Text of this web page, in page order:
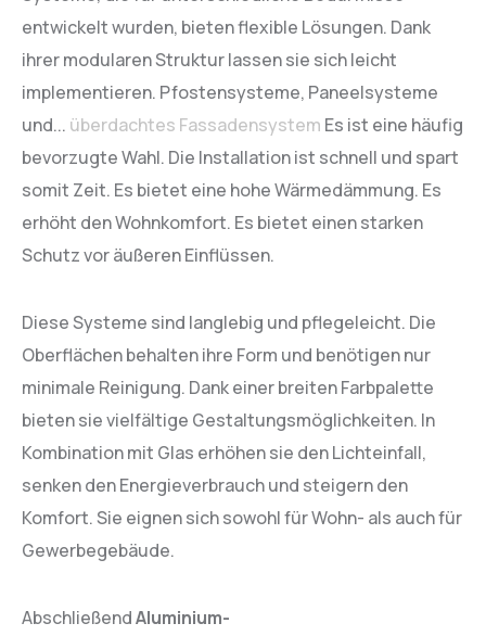
entwickelt wurden, bieten flexible Lösungen. Dank
ihrer modularen Struktur lassen sie sich leicht
implementieren. Pfostensysteme, Paneelsysteme
und... überdachtes Fassadensystem Es ist eine häufig
bevorzugte Wahl. Die Installation ist schnell und spart
somit Zeit. Es bietet eine hohe Wärmedämmung. Es
erhöht den Wohnkomfort. Es bietet einen starken
Schutz vor äußeren Einflüssen.
Diese Systeme sind langlebig und pflegeleicht. Die
Oberflächen behalten ihre Form und benötigen nur
minimale Reinigung. Dank einer breiten Farbpalette
bieten sie vielfältige Gestaltungsmöglichkeiten. In
Kombination mit Glas erhöhen sie den Lichteinfall,
senken den Energieverbrauch und steigern den
Komfort. Sie eignen sich sowohl für Wohn- als auch für
Gewerbegebäude.
AbschließendAluminium-